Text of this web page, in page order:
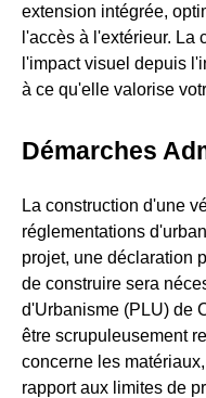
extension intégrée,
l'accès à l'extérieur. La
l'impact visuel depuis
à ce qu'elle valorise
Démarches
La construction d'une
réglementations
projet, une déclaration
de construire sera
d'Urbanisme (PLU) de
être scrupuleusement
concerne les
rapport aux limites de